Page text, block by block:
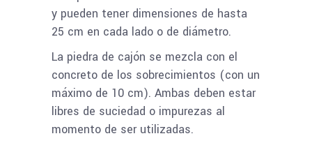
y pueden tener dimensiones de hasta
25 cm en cada lado o de diámetro.
La piedra de cajón se mezcla con el
concreto de los sobrecimientos (con un
máximo de 10 cm). Ambas deben estar
libres de suciedad o impurezas al
momento de ser utilizadas.